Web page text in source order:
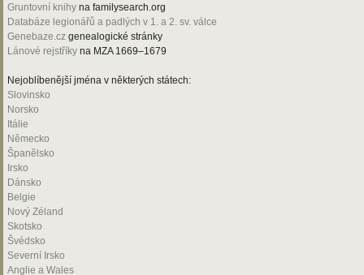
Gruntovní knihy na familysearch.org
Databáze legionářů a padlých v 1. a 2. sv. válce
Genebaze.cz genealogické stránky
Lánové rejstříky na MZA 1669–1679
Nejoblíbenější jména v některých státech:
Slovinsko
Norsko
Itálie
Německo
Španělsko
Irsko
Dánsko
Belgie
Nový Zéland
Skotsko
Švédsko
Severní Irsko
Anglie a Wales